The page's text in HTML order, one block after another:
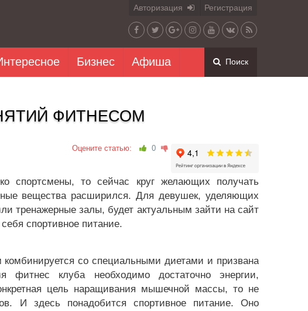
Авторизация Регистрация
Бизнес Афиша Поиск
ФИТНЕСОМ
Оцените статью: 0
спортсмены, то сейчас круг желающих получать
вещества расширился. Для девушек, уделяющих
тренажерные залы, будет актуальным зайти на сайт
спортивное питание.
со специальными диетами и призвана
клуба необходимо достаточно энергии,
цель наращивания мышечной массы, то не
И здесь понадобится спортивное питание. Оно